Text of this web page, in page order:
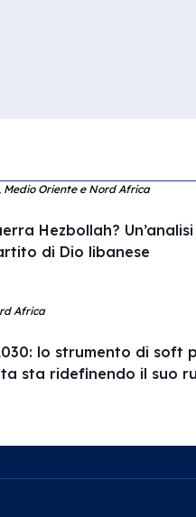
Medio Oriente e Nord Africa
Hezbollah?
di Dio libanese
Africa
lo strumento di soft
sta ridefinendo il suo